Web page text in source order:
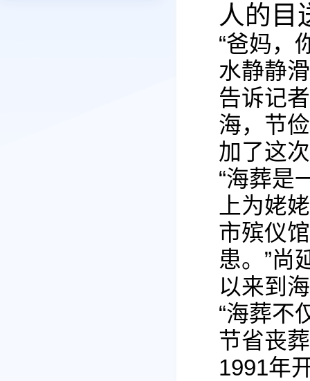
人的目
“爸妈，
水静静
告诉记
海，节
加了这
“海葬是
上为姥
市殡仪
患。”尚
以来到
“海葬不
节省丧
1991年